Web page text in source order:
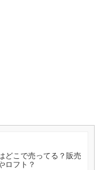
どこで売ってる？販売
ロフト？